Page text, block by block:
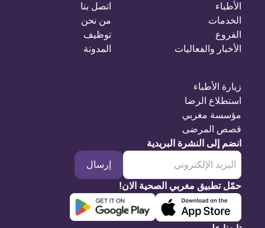
الأطباء
الخدمات
الفروع
الأخبار والفعاليات
اتصل بنا
من نحن
توظيف
المدونة
زيارة الأطباء
استطلاع الرضا
مؤسسة مغربي
قصص المرضى
انضم إلى النشرة البريدية
إرسال
حمّل تطبيق مغربي الصحية الان!